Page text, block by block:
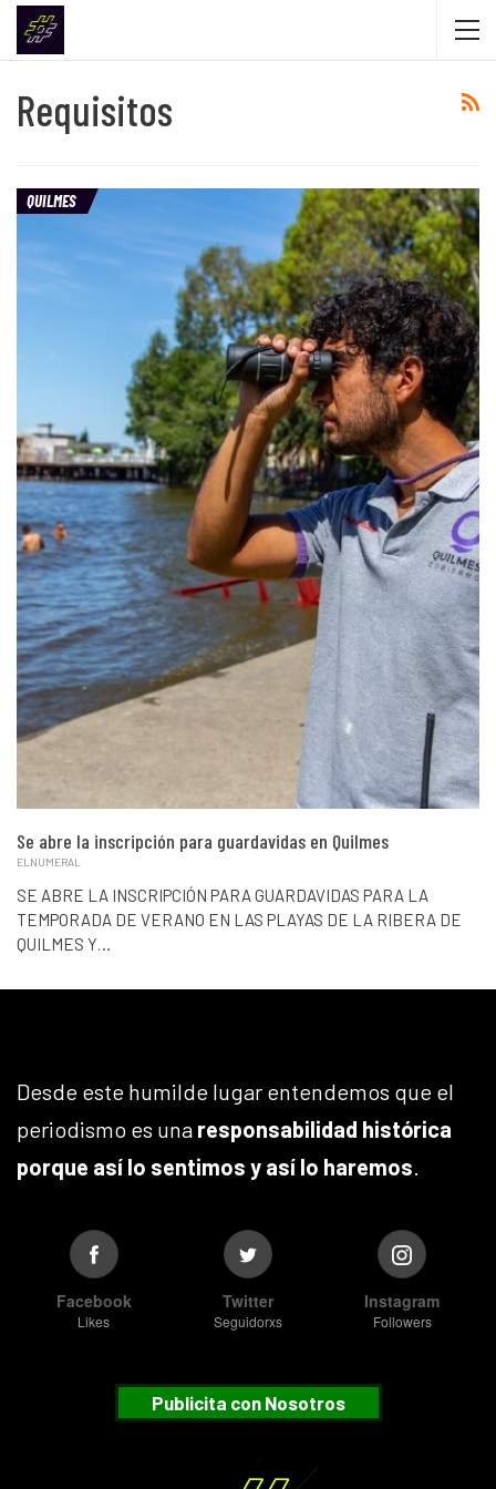
Requisitos
QUILMES
Se abre la inscripción para guardavidas en Quilmes
ELNUMERAL
SE ABRE LA INSCRIPCIÓN PARA GUARDAVIDAS PARA LA
TEMPORADA DE VERANO EN LAS PLAYAS DE LA RIBERA DE
QUILMES Y…
Desde este humilde lugar entendemos que el
periodismo es una responsabilidad histórica
porque así lo sentimos y así lo haremos.
Facebook
Likes
Twitter
Seguidorxs
Instagram
Followers
Publicita con Nosotros